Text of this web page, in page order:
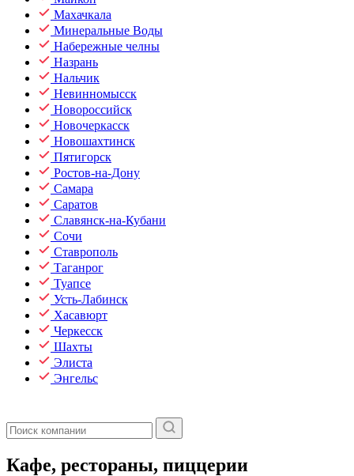
Махачкала
Минеральные Воды
Набережные челны
Назрань
Нальчик
Невинномысск
Новороссийск
Новочеркасск
Новошахтинск
Пятигорск
Ростов-на-Дону
Самара
Саратов
Славянск-на-Кубани
Сочи
Ставрополь
Таганрог
Туапсе
Усть-Лабинск
Хасавюрт
Черкесск
Шахты
Элиста
Энгельс
Кафе, рестораны, пиццерии